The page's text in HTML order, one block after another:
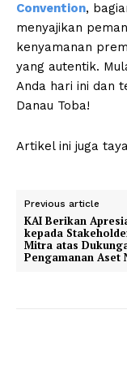
Convention,
menyajikan
kenyamanan
yang autentik.
Anda hari ini dan
Danau Toba!
Artikel ini juga
Previous article
KAI Berikan
kepada
Mitra atas
Pengamanan Aset